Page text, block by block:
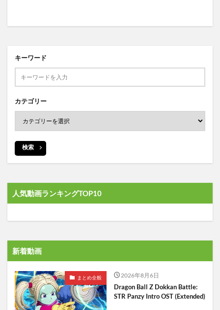
キーワード
カテゴリー
検索
人気動画ランキングTOP10
新着動画
まとめ全般 2026年8月6日
Dragon Ball Z Dokkan Battle:
STR Panzy Intro OST (Extended)